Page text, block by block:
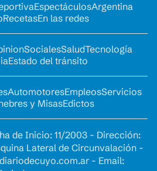
EspectáculosArgentina
RecetasEn las redes
SocialesSaludTecnología
Estado del tránsito
AutomotoresEmpleosServicios
y MisasEdictos
de Inicio: 11/2003 - Dirección:
Lateral de Circunvalación -
- Email: